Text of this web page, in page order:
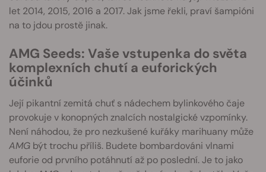
let 2014, 2015, 2016 a 2017. Jak jsme řekli, praví šampióni
na to jdou prostě jinak.
AMG Seeds: Vaše vstupenka do světa
komplexních chutí a euforických
účinků
Její pikantní zemitá chuť s nádechem bylinkového čaje
provokuje v konopných znalcích nostalgické vzpomínky.
Není náhodou, že pro nezkušené kuřáky marihuany může
AMG být trochu příliš. Budete bombardováni vlnami
euforie od prvního potáhnutí až po poslední. Je to jako